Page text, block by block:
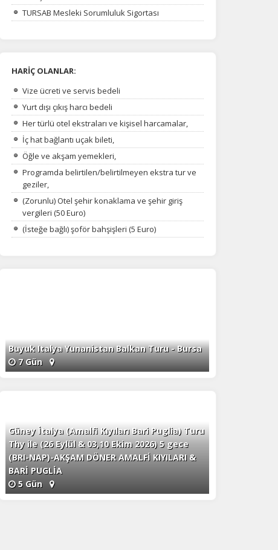
TURSAB Mesleki Sorumluluk Sigortası
HARİÇ OLANLAR:
Vize ücreti ve servis bedeli
Yurt dışı çıkış harcı bedeli
Her türlü otel ekstraları ve kişisel harcamalar,
İç hat bağlantı uçak bileti,
Öğle ve akşam yemekleri,
Programda belirtilen/belirtilmeyen ekstra tur ve
geziler,
(Zorunlu) Otel şehir konaklama ve şehir giriş
vergileri (50 Euro)
(İsteğe bağlı) şoför bahşişleri (5 Euro)
Buyuk Italya Yunanistan Balkan Turu - Bursa
7 Gün
Güney İtalya (Amalfi Kıyıları Bari Puglia) Turu
Thy ile (26 Eylül & 03,10 Ekim 2026) 5 gece
(BRI-NAP)-AKŞAM DÖNER AMALFİ KIYILARI &
BARİ PUGLİA
5 Gün